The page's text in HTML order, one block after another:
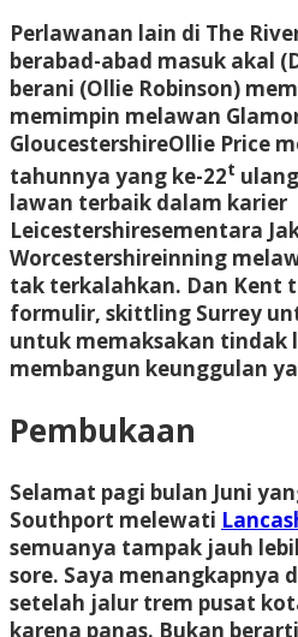
Perlawanan lain di The
berabad-abad masuk akal
berani (Ollie Robinson)
memimpin melawan
GloucestershireOllie Price
tahunnya yang ke-22t
lawan terbaik dalam karier
Leicestershiresementara
Worcestershireinning
tak terkalahkan. Dan Kent
formulir, skittling Surrey
untuk memaksakan tindak
membangun keunggulan
Pembukaan
Selamat pagi bulan Juni
Southport melewati
semuanya tampak jauh
sore. Saya menangkapnya
setelah jalur trem pusat
karena panas. Bukan